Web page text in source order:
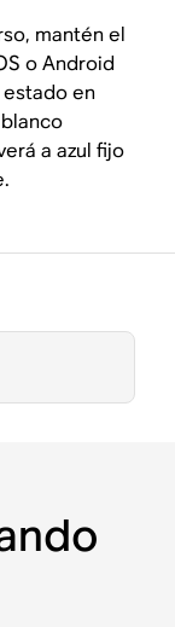
mantén el
o Android
en
a azul fijo